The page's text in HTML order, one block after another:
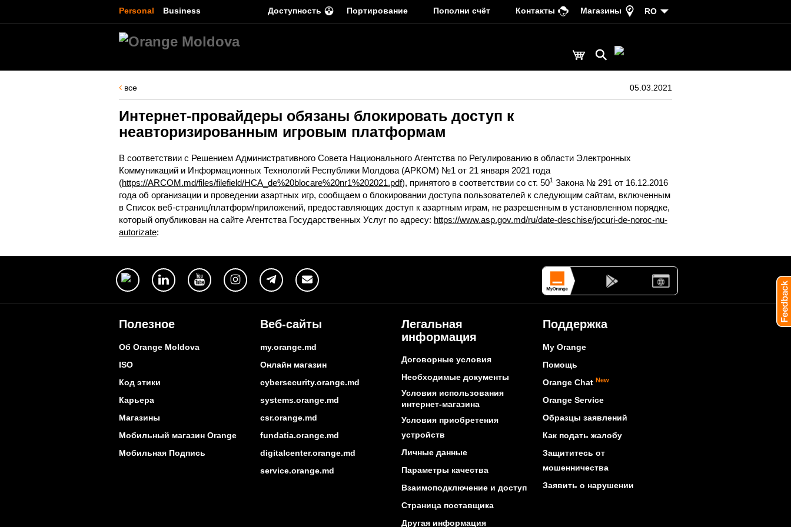
Personal Business Доступность Портирование Пополни счёт Контакты Магазины RO
все 05.03.2021
Интернет-провайдеры обязаны блокировать доступ к
неавторизированным игровым платформам
В соответствии с Решением Административного Совета Национального Агентства по Регулированию в области Электронных
Коммуникаций и Информационных Технологий Республики Молдова (АРКОМ) №1 от 21 января 2021 года
(https://ARCOM.md/files/filefield/HCA_de%20blocare%20nr1%202021.pdf), принятого в соответствии со ст. 501 Закона № 291 от 16.12.2016
года об организации и проведении азартных игр, сообщаем о блокировании доступа пользователей к следующим сайтам, включенным
в Список веб-страниц/платформ/приложений, предоставляющих доступ к азартным играм, не разрешенным в установленном порядке,
который опубликован на сайте Агентства Государственных Услуг по адресу: https://www.asp.gov.md/ru/date-deschise/jocuri-de-noroc-nu-
autorizate:
Полезное
Об Orange Moldova
ISO
Код этики
Карьера
Магазины
Мобильный магазин Orange
Мобильная Подпись
Веб-сайты
my.orange.md
Онлайн магазин
cybersecurity.orange.md
systems.orange.md
csr.orange.md
fundatia.orange.md
digitalcenter.orange.md
service.orange.md
Легальная
информация
Договорные условия
Необходимые документы
Условия использования
интернет-магазина
Условия приобретения
устройств
Личные данные
Параметры качества
Взаимоподключение и доступ
Страница поставщика
Другая информация
Поддержка
My Orange
Помощь
Orange Chat New
Orange Service
Образцы заявлений
Как подать жалобу
Защититесь от
мошенничества
Заявить о нарушении